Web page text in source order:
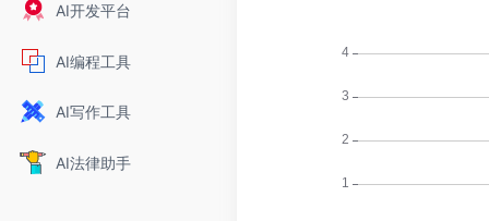
AI开发平台
AI编程工具
AI写作工具
AI法律助手